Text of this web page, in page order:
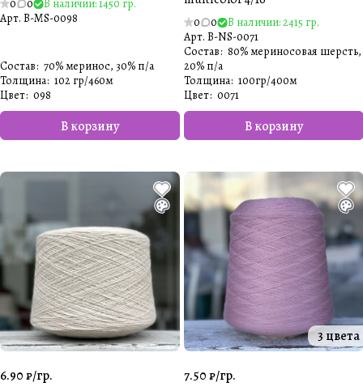
0 0
В наличии: 1450 гр.
Арт. B-MS-0098
В корзину
Состав: 70% меринос, 30% п/а
Толщина: 102 гр/460м
Цвет: 098
0 0
В наличии: 2415 гр.
Арт. B-NS-0071
В корзину
Состав: 80% мериносовая шерсть,
20% п/а
Толщина: 100гр/400м
Цвет: 0071
6.90 ₽/гр.
3 цвета
7.50 ₽/гр.